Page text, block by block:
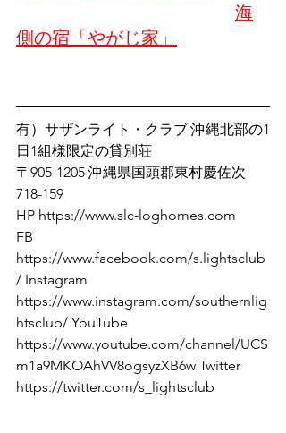
海
側の宿「やがじ家」
有）サザンライト・クラブ 沖縄北部の1
日1組様限定の貸別荘
〒905-1205 沖縄県国頭郡東村慶佐次
718-159
HP https://www.slc-loghomes.com
FB
https://www.facebook.com/s.lightsclub
/ Instagram
https://www.instagram.com/southernlig
htsclub/ YouTube
https://www.youtube.com/channel/UCS
m1a9MKOAhVV8ogsyzXB6w Twitter
https://twitter.com/s_lightsclub